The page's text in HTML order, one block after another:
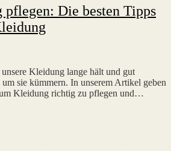
Die besten Tipps
Kleidung lange hält und gut
sie kümmern. In unserem Artikel geben
Kleidung richtig zu pflegen und…